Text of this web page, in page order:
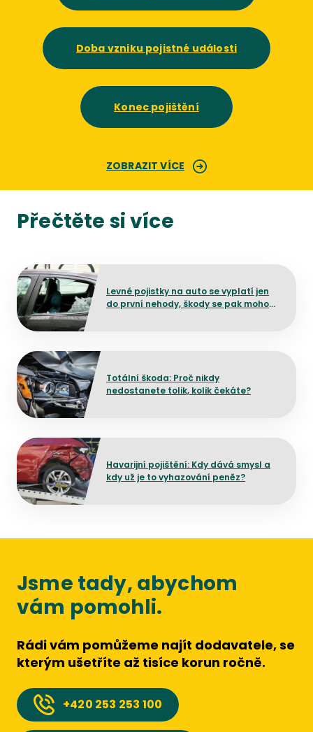
Doba vzniku pojistné události
Konec pojištění
ZOBRAZIT VÍCE
Přečtěte si více
Levné pojistky na auto se vyplatí jen
do první nehody, škody se pak mohou
Přejít na detail článku
Totální škoda: Proč nikdy
nedostanete tolik, kolik čekáte?
Přejít na detail článku
Havarijní pojištění: Kdy dává smysl a
kdy už je to vyhazování peněz?
Přejít na detail článku
Jsme tady, abychom
vám pomohli.
Rádi vám pomůžeme najít dodavatele, se
kterým ušetříte až tisíce korun ročně.
+420 253 253 100